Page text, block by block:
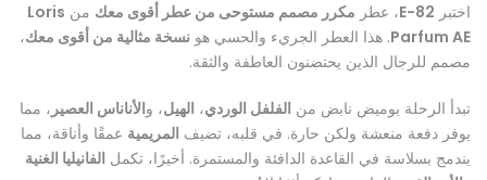
اختبر E-82، عطر مكرر مصمم مستوحى من عطر أقوى معك من Loris
Parfum AE. هذا العطر الجريء والحسي هو نسخة مثالية من أقوى معك،
مصمم للرجال الذين يحتضنون العاطفة والثقة.
تبدأ الرحلة بوميض نابض من الفلفل الوردي، الهيل، والأناناس العصير ، مما
يوفر دفعة منعشة ولكن حارة. في قلبه، تضيف المريمية عمقًا وأناقة، مما
يندمج بسلاسة في القاعدة الدافئة والمستمرة. أخيرًا، تكمل الفانيليا الغنية